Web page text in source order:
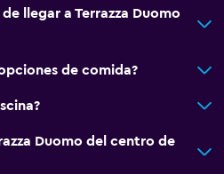
llegar a Terrazza Duomo
de comida?
Duomo del centro de